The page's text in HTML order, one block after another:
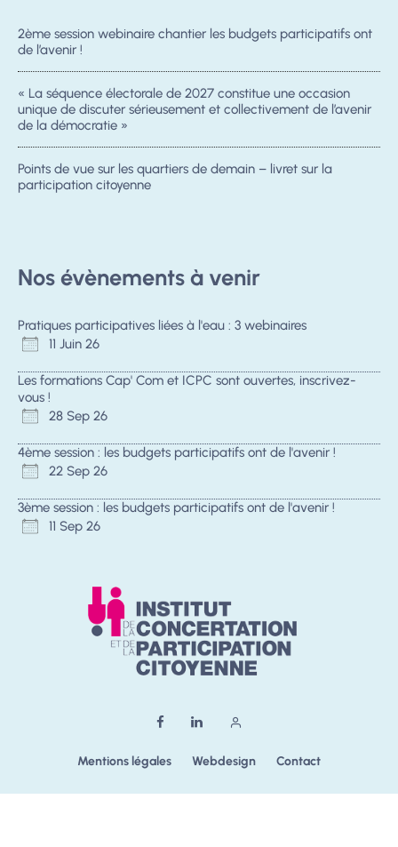
2ème session webinaire chantier les budgets participatifs ont
de l’avenir !
« La séquence électorale de 2027 constitue une occasion
unique de discuter sérieusement et collectivement de l’avenir
de la démocratie »
Points de vue sur les quartiers de demain – livret sur la
participation citoyenne
Nos évènements à venir
Pratiques participatives liées à l'eau : 3 webinaires
11 Juin 26
Les formations Cap' Com et ICPC sont ouvertes, inscrivez-
vous !
28 Sep 26
4ème session : les budgets participatifs ont de l'avenir !
22 Sep 26
3ème session : les budgets participatifs ont de l'avenir !
11 Sep 26
Mentions légales Webdesign Contact